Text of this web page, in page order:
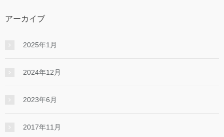
アーカイブ
2025年1月
2024年12月
2023年6月
2017年11月